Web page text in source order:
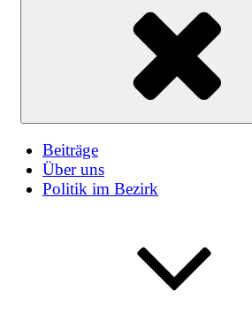
Beiträge
Über uns
Politik im Bezirk